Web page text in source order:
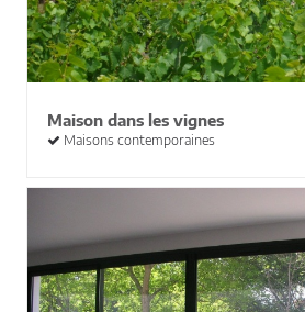
Maison dans les vignes
Maisons contemporaines